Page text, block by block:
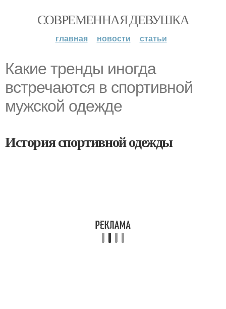
СОВРЕМЕННАЯ ДЕВУШКА
главная новости статьи
Какие тренды иногда
встречаются в спортивной
мужской одежде
История спортивной одежды